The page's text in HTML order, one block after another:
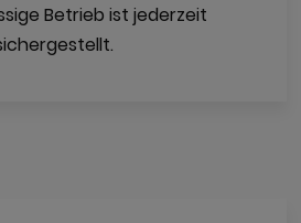
Betrieb ist jederzeit